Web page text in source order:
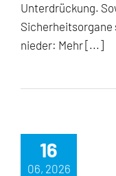
Unterdrückung.
Sicherheitsorgane
nieder: Mehr [...]
16
06, 2026